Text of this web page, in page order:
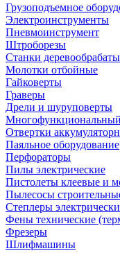
Грузоподъемное
Электроинструменты
Пневмоинструмент
Штроборезы
Станки
Молотки отбойные
Гайковерты
Граверы
Дрели и шуруповерты
Отвертки
Паяльное оборудование
Перфораторы
Пилы электрические
Пистолеты клеевые и
Пылесосы
Степлеры
Фены технические
Фрезеры
Шлифмашины